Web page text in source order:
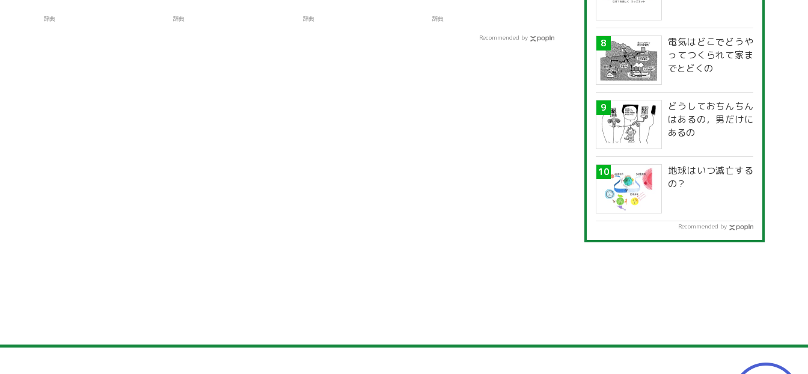
辞典 辞典 辞典 辞典
Recommended by
電気はどこでどうや
ってつくられて家ま
でとどくの
どうしておちんちん
はあるの，男だけに
あるの
地球はいつ滅亡する
の？
Recommended by